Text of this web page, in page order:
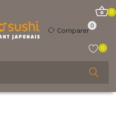
0
Comparer
0
0